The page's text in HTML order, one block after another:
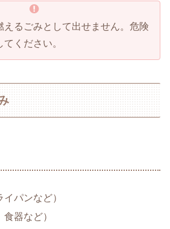
えるごみとして出せません。危険
ください。
パンなど）
器など）